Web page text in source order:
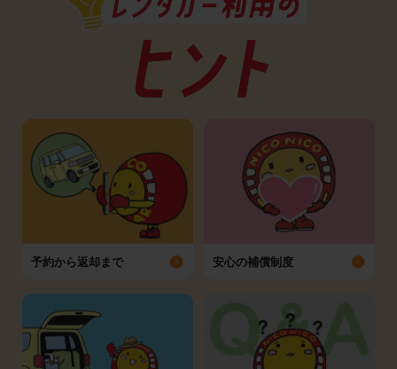
予約から返却まで 安心の補償制度